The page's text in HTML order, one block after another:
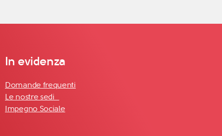
In evidenza
Domande frequenti
Le nostre sedi
Impegno Sociale